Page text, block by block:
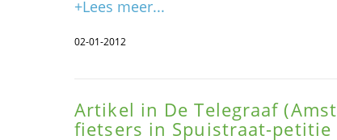
+Lees meer...
02-01-2012
Artikel in De Telegraaf
fietsers in Spuistraat-petitie